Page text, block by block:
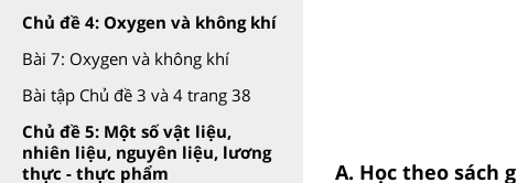
Chủ đề 4: Oxygen và không khí
Bài 7: Oxygen và không khí
Bài tập Chủ đề 3 và 4 trang 38
Chủ đề 5: Một số vật liệu,
nhiên liệu, nguyên liệu, lương
thực - thực phẩm
A. Học theo sách